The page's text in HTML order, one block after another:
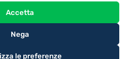
Accetta
Nega
le preferenze